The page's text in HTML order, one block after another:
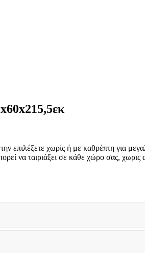
επιλέξετε χωρίς ή με καθρέπτη για
να ταιριάξει σε κάθε χώρο σας, χωρις